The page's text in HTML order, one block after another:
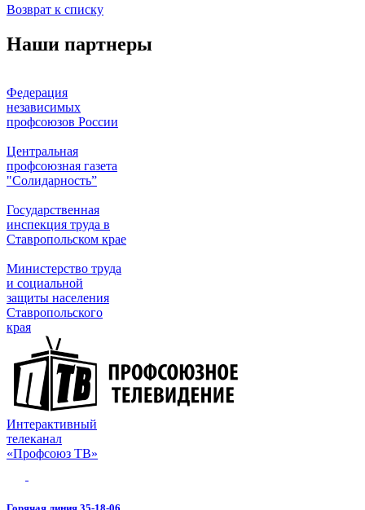
Возврат к списку
Наши партнеры
Федерация
независимых
профсоюзов России
Центральная
профсоюзная газета
"Солидарность”
Государственная
инспекция труда в
Ставропольском крае
Министерство труда
и социальной
защиты населения
Ставропольского
края
Интерактивный
телеканал
«Профсоюз ТВ»